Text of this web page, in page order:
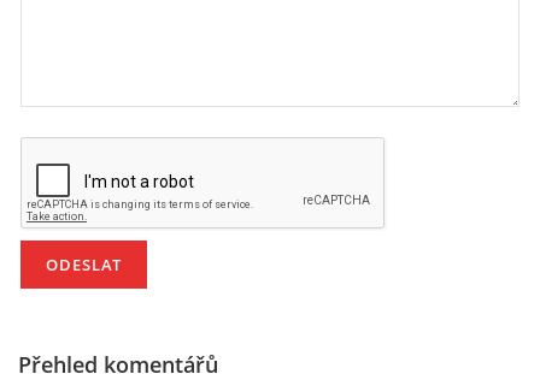
PÍSNĚ K TÉMATU LÉTO
BÁSNĚ K TÉMATU LÉTO
Přehled komentářů